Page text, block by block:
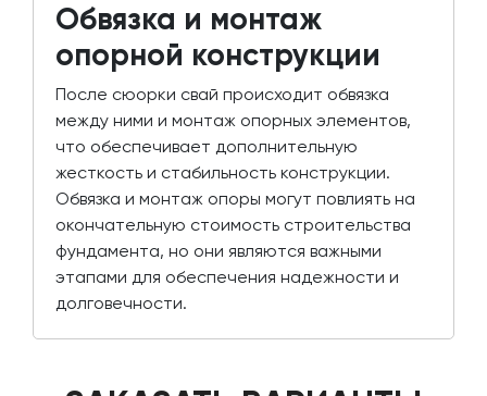
Обвязка и монтаж
опорной конструкции
После сюорки свай происходит обвязка
между ними и монтаж опорных элементов,
что обеспечивает дополнительную
жесткость и стабильность конструкции.
Обвязка и монтаж опоры могут повлиять на
окончательную стоимость строительства
фундамента, но они являются важными
этапами для обеспечения надежности и
долговечности.